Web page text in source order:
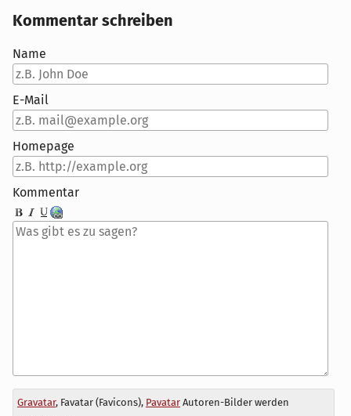
Kommentar schreiben
Name
E-Mail
Homepage
Kommentar
Antwort
Gravatar, Favatar (Favicons), PavatarAutoren-Bilder werden